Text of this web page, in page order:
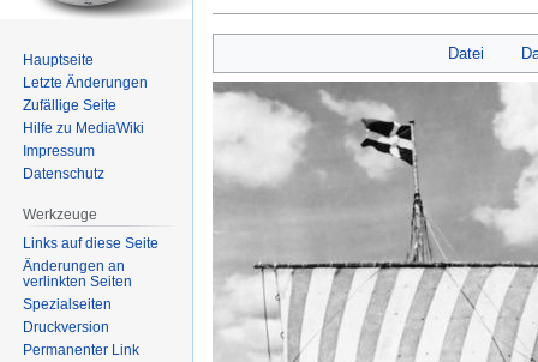
Navigation
springen
Suche
springen
Datei
Hauptseite
Letzte Änderungen
Zufällige Seite
Hilfe zu MediaWiki
Impressum
Datenschutz
Werkzeuge
Links auf diese Seite
Änderungen an
verlinkten Seiten
Spezialseiten
Druckversion
Permanenter Link